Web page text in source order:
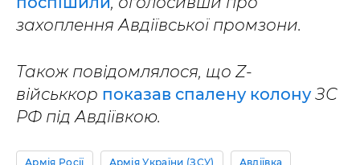
захоплення Авдіївської промзони.
Також повідомлялося, що Z-
військкор показав спалену колонуЗС
РФ під Авдіївкою.
Армія Росії Армія України (ЗСУ) Авдіївка